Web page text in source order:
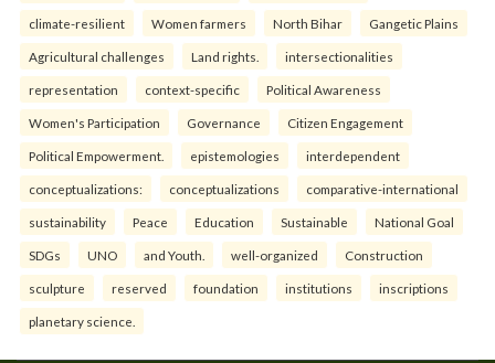
climate-resilient Women farmers North Bihar Gangetic Plains
Agricultural challenges Land rights. intersectionalities
representation context-specific Political Awareness
Women's Participation Governance Citizen Engagement
Political Empowerment. epistemologies interdependent
conceptualizations: conceptualizations comparative-international
sustainability Peace Education Sustainable National Goal
SDGs UNO and Youth. well-organized Construction
sculpture reserved foundation institutions inscriptions
planetary science.